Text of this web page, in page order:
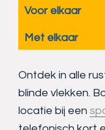
Voor elkaar
Met elkaar
Ontdek in alle
blinde vlekken.
locatie bij een